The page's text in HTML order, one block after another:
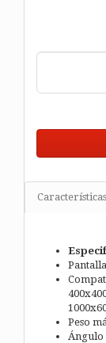
Características
Peso
Ángulo